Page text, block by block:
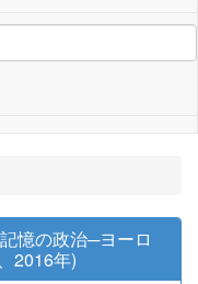
憶の政治─ヨーロ
2016年)